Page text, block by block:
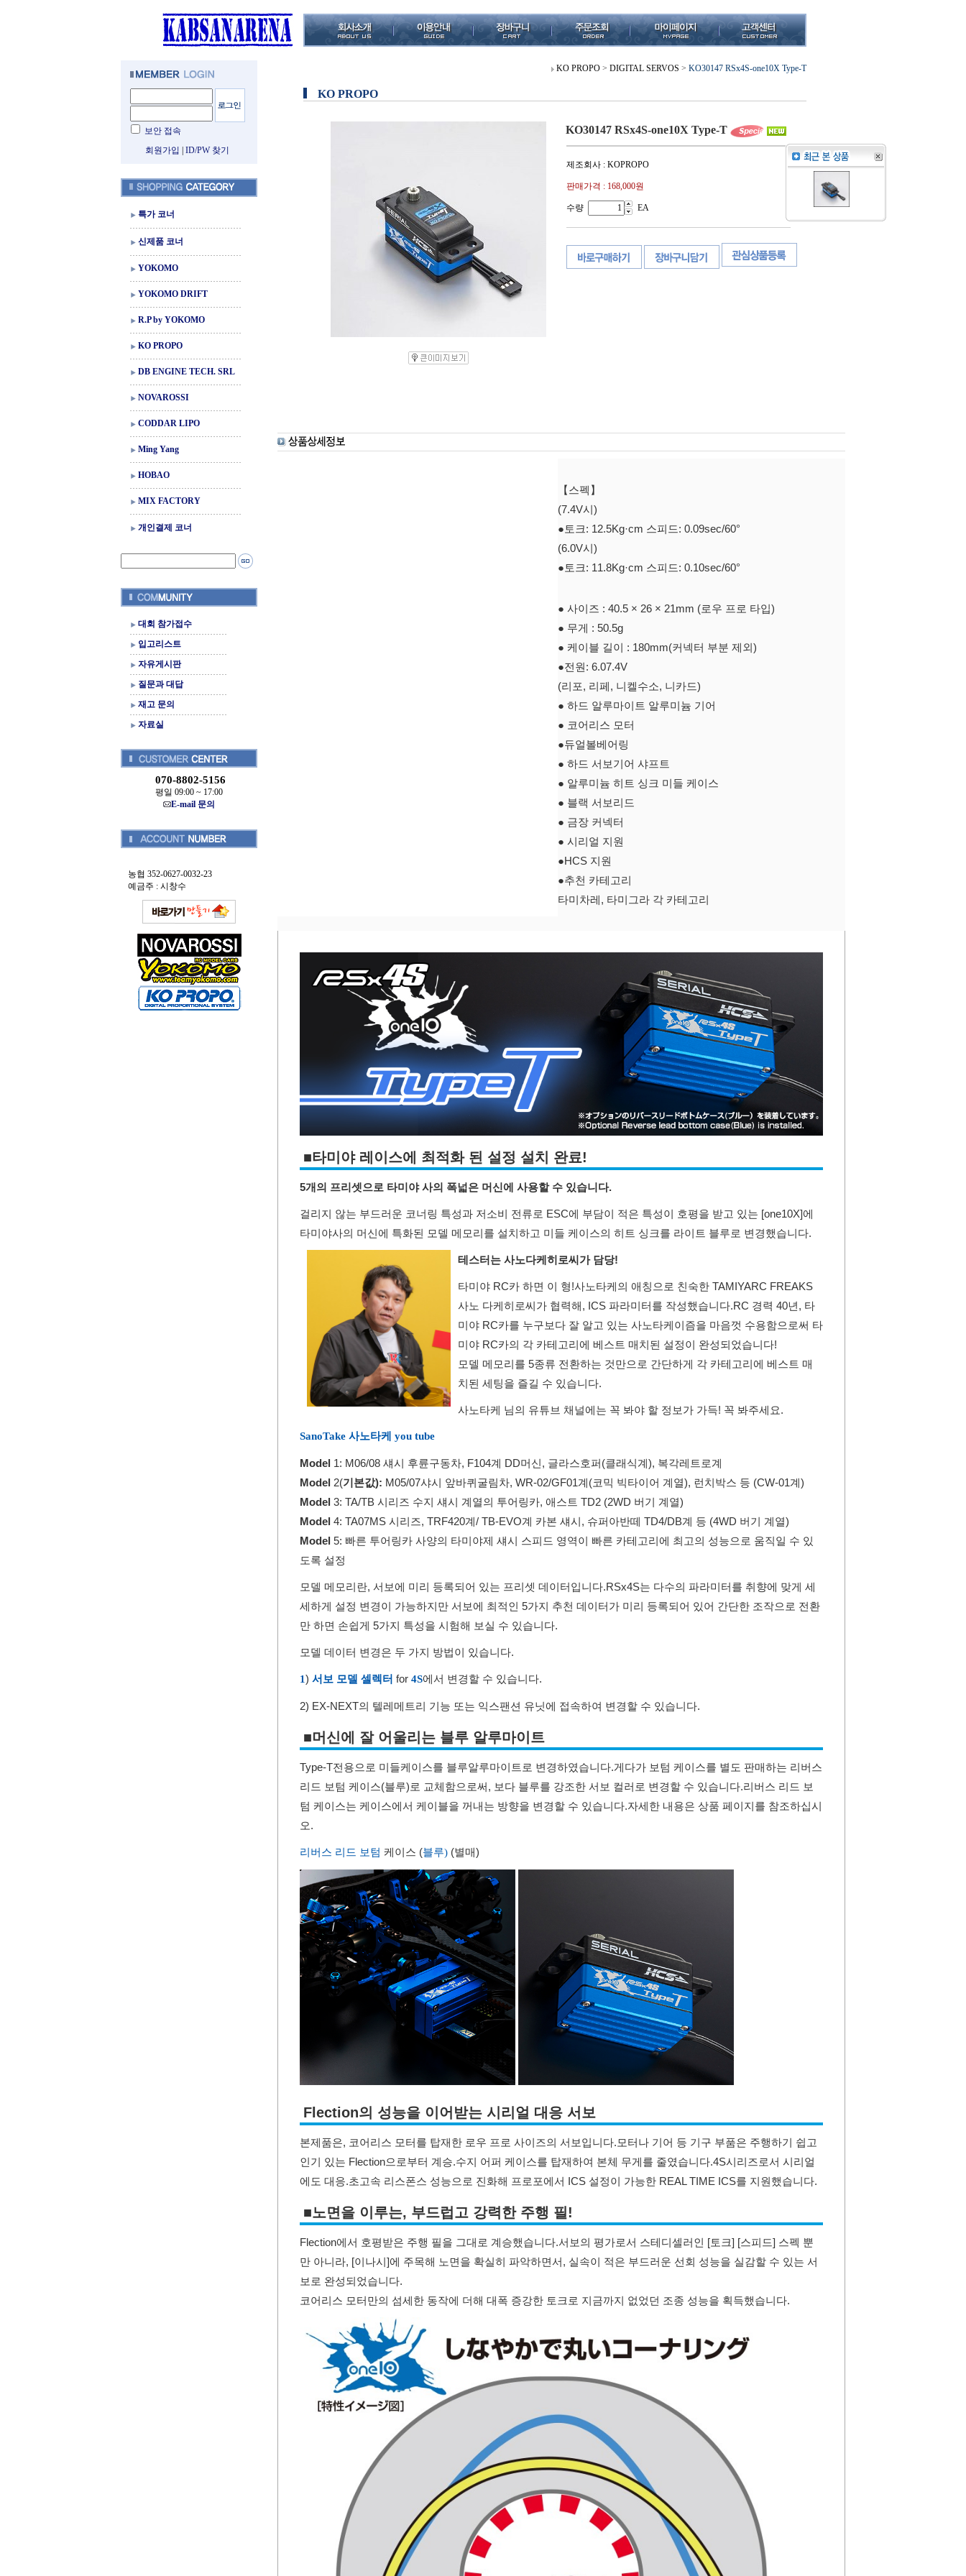
보안 접속
회원가입
ID/PW 찾기
특가 코너
신제품 코너
YOKOMO
YOKOMO DRIFT
R.P by YOKOMO
KO PROPO
DB ENGINE TECH. SRL
NOVAROSSI
CODDAR LIPO
Ming Yang
HOBAO
MIX FACTORY
개인결제 코너
대회 참가접수
입고리스트
자유게시판
질문과 대답
재고 문의
자료실
070-8802-5156
평일 09:00 ~ 17:00
E-mail 문의
농협 352-0627-0032-23
예금주 : 시창수
KO PROPO > DIGITAL SERVOS > KO30147 RSx4S-one10X Type-T
KO PROPO
KO30147 RSx4S-one10X Type-T
제조회사 : KOPROPO
판매가격 : 168,000원
수량 EA
【스펙】
(7.4V시)
●토크: 12.5Kg·cm 스피드: 0.09sec/60°
(6.0V시)
●토크: 11.8Kg·cm 스피드: 0.10sec/60°
● 사이즈 : 40.5 × 26 × 21mm (로우 프로 타입)
● 무게 : 50.5g
● 케이블 길이 : 180mm(커넥터 부분 제외)
●전원: 6.07.4V
(리포, 리페, 니켈수소, 니카드)
● 하드 알루마이트 알루미늄 기어
● 코어리스 모터
●듀얼볼베어링
● 하드 서보기어 샤프트
● 알루미늄 히트 싱크 미들 케이스
● 블랙 서보리드
● 금장 커넥터
● 시리얼 지원
●HCS 지원
●추천 카테고리
타미차레, 타미그라 각 카테고리
■타미야 레이스에 최적화 된 설정 설치 완료!
5개의 프리셋으로 타미야 사의 폭넓은 머신에 사용할 수 있습니다.
걸리지 않는 부드러운 코너링 특성과 저소비 전류로 ESC에 부담이 적은 특성이 호평을 받고 있는 [one10X]에
타미야사의 머신에 특화된 모델 메모리를 설치하고 미들 케이스의 히트 싱크를 라이트 블루로 변경했습니다.
테스터는 사노다케히로씨가 담당!
타미야 RC카 하면 이 형!사노타케의 애칭으로 친숙한 TAMIYARC FREAKS
사노 다케히로씨가 협력해, ICS 파라미터를 작성했습니다.RC 경력 40년, 타
미야 RC카를 누구보다 잘 알고 있는 사노타케이즘을 마음껏 수용함으로써 타
미야 RC카의 각 카테고리에 베스트 매치된 설정이 완성되었습니다!
모델 메모리를 5종류 전환하는 것만으로 간단하게 각 카테고리에 베스트 매
치된 세팅을 즐길 수 있습니다.
사노타케 님의 유튜브 채널에는 꼭 봐야 할 정보가 가득! 꼭 봐주세요.
SanoTake 사노타케 you tube
Model 1: M06/08 섀시 후륜구동차, F104계 DD머신, 글라스호퍼(클래식계), 복각레트로계
Model 2(기본값): M05/07샤시 앞바퀴굴림차, WR-02/GF01계(코믹 빅타이어 계열), 런치박스 등 (CW-01계)
Model 3: TA/TB 시리즈 수지 섀시 계열의 투어링카, 애스트 TD2 (2WD 버기 계열)
Model 4: TA07MS 시리즈, TRF420계/ TB-EVO계 카본 섀시, 슈퍼아반떼 TD4/DB계 등 (4WD 버기 계열)
Model 5: 빠른 투어링카 사양의 타미야제 섀시 스피드 영역이 빠른 카테고리에 최고의 성능으로 움직일 수 있
도록 설정
모델 메모리란, 서보에 미리 등록되어 있는 프리셋 데이터입니다.RSx4S는 다수의 파라미터를 취향에 맞게 세
세하게 설정 변경이 가능하지만 서보에 최적인 5가지 추천 데이터가 미리 등록되어 있어 간단한 조작으로 전환
만 하면 손쉽게 5가지 특성을 시험해 보실 수 있습니다.
모델 데이터 변경은 두 가지 방법이 있습니다.
1) 서보 모델 셀렉터 for 4S에서 변경할 수 있습니다.
2) EX-NEXT의 텔레메트리 기능 또는 익스팬션 유닛에 접속하여 변경할 수 있습니다.
■머신에 잘 어울리는 블루 알루마이트
Type-T전용으로 미들케이스를 블루알루마이트로 변경하였습니다.게다가 보텀 케이스를 별도 판매하는 리버스
리드 보텀 케이스(블루)로 교체함으로써, 보다 블루를 강조한 서보 컬러로 변경할 수 있습니다.리버스 리드 보
텀 케이스는 케이스에서 케이블을 꺼내는 방향을 변경할 수 있습니다.자세한 내용은 상품 페이지를 참조하십시
오.
리버스 리드 보텀 케이스 (블루) (별매)
Flection의 성능을 이어받는 시리얼 대응 서보
본제품은, 코어리스 모터를 탑재한 로우 프로 사이즈의 서보입니다.모터나 기어 등 기구 부품은 주행하기 쉽고
인기 있는 Flection으로부터 계승.수지 어퍼 케이스를 탑재하여 본체 무게를 줄였습니다.4S시리즈로서 시리얼
에도 대응.초고속 리스폰스 성능으로 진화해 프로포에서 ICS 설정이 가능한 REAL TIME ICS를 지원했습니다.
■노면을 이루는, 부드럽고 강력한 주행 필!
Flection에서 호평받은 주행 필을 그대로 계승했습니다.서보의 평가로서 스테디셀러인 [토크] [스피드] 스펙 뿐
만 아니라, [이나시]에 주목해 노면을 확실히 파악하면서, 실속이 적은 부드러운 선회 성능을 실감할 수 있는 서
보로 완성되었습니다.
코어리스 모터만의 섬세한 동작에 더해 대폭 증강한 토크로 지금까지 없었던 조종 성능을 획득했습니다.